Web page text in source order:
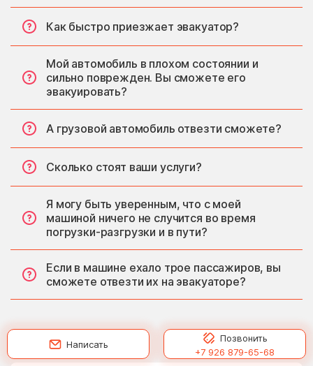
Как быстро приезжает эвакуатор?
Мой автомобиль в плохом состоянии и
сильно поврежден. Вы сможете его
эвакуировать?
А грузовой автомобиль отвезти сможете?
Сколько стоят ваши услуги?
Я могу быть уверенным, что с моей
машиной ничего не случится во время
погрузки-разгрузки и в пути?
Если в машине ехало трое пассажиров, вы
сможете отвезти их на эвакуаторе?
Написать
Позвонить
+7 926 879-65-68